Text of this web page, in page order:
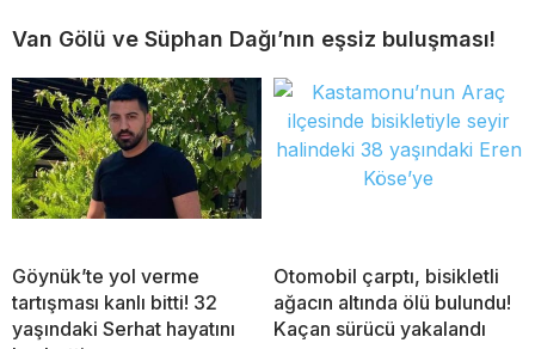
Van Gölü ve Süphan Dağı’nın eşsiz buluşması!
Göynük’te yol verme
tartışması kanlı bitti! 32
yaşındaki Serhat hayatını
Otomobil çarptı, bisikletli
ağacın altında ölü bulundu!
Kaçan sürücü yakalandı